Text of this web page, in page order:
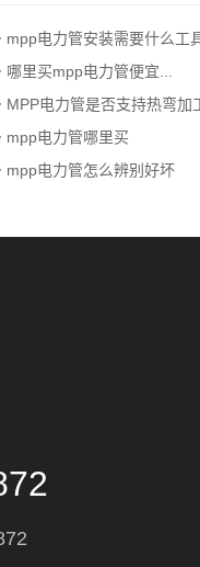
mpp电力管安装需要什么工
哪里买mpp电力管便宜...
MPP电力管是否支持热弯加
mpp电力管哪里买
mpp电力管怎么辨别好坏